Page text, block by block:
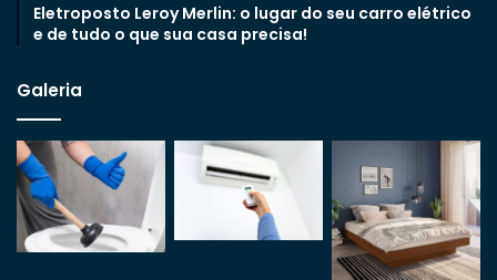
Eletroposto Leroy Merlin: o lugar do seu carro elétrico
e de tudo o que sua casa precisa!
Galeria